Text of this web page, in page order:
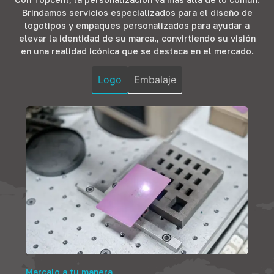
añaden
funcionalidad y
elegancia.,
Garantizar que
santuarios de
confort..
complementa el
mobiliario de
oficina.,
asegurando
estilo,
Fomentando la
productividad en
cada rincón..
prometen
longevidad y
diseño que
resuena con la
huéspedes
anticipan..
Brindamos servicios especializados para el diseño de
logotipos y empaques personalizados para ayudar a
elevar la identidad de su marca., convirtiendo su visión
en una realidad icónica que se destaca en el mercado.
Logo Embalaje
Marcalo a tu manera